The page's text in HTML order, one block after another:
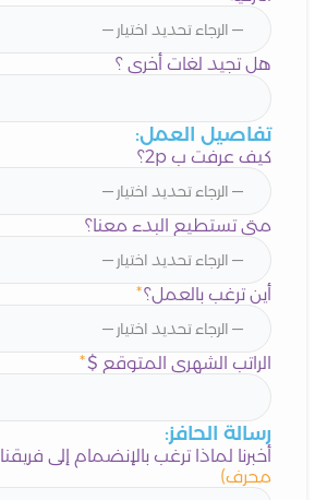
هل تجيد لغات أخرى ؟
تفاصيل العمل:
كيف عرفت ب 2p؟
متى تستطيع البدء معنا؟
أين ترغب بالعمل؟*
الراتب الشهري المتوقع $*
رسالة الحافز:
أخبرنا لماذا ترغب بالإنضمام إلى فريقنا
محرف)